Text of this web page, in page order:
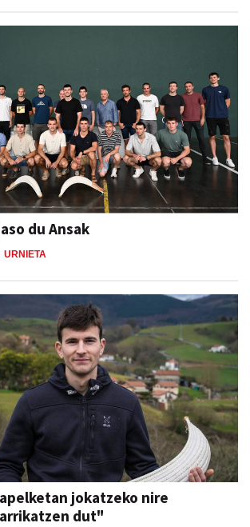
du Ansak
URNIETA
jokatzeko nire
dut"